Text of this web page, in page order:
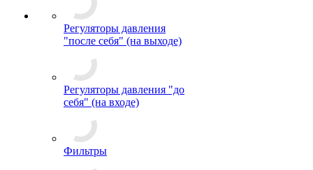
Регуляторы давления
"после себя" (на выходе)
Регуляторы давления "до
себя" (на входе)
Фильтры